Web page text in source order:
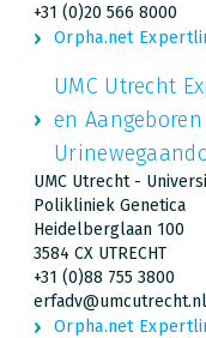
+31 (0)20 566 8000
Orpha.net
UMC Utrecht
en
UMC Utrecht -
Polikliniek Genetica
Heidelberglaan 100
3584 CX UTRECHT
+31 (0)88 755 3800
erfadv@umcutrecht.nl
Orpha.net